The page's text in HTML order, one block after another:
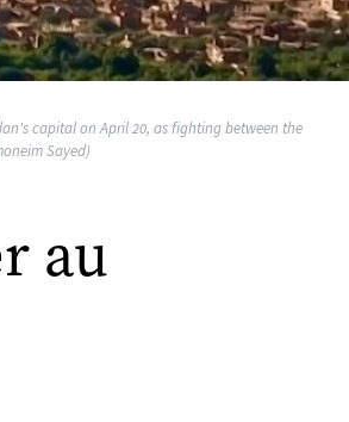
capital on April 20, as fighting between the
Sayed)
au